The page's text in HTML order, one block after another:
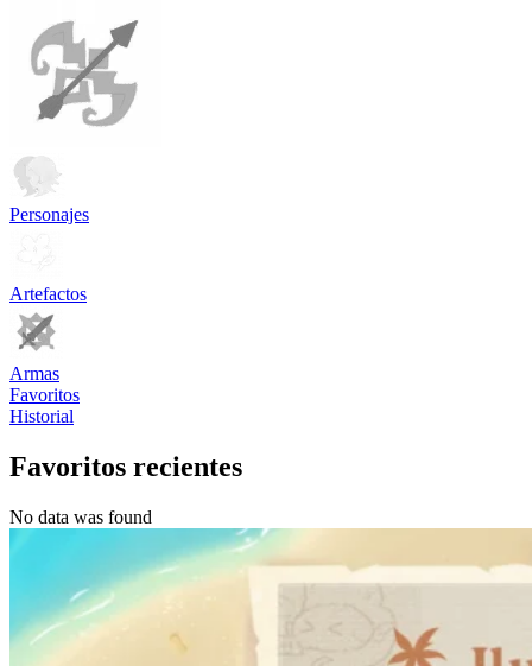
Personajes
Artefactos
Armas
Favoritos
Historial
Favoritos recientes
No data was found